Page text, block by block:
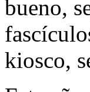
bueno,
kiosco,